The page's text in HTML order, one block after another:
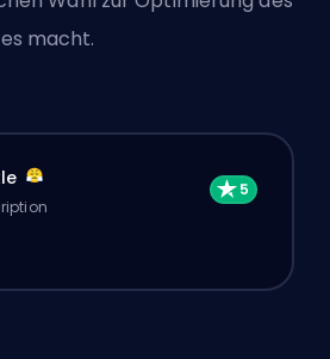
macht.